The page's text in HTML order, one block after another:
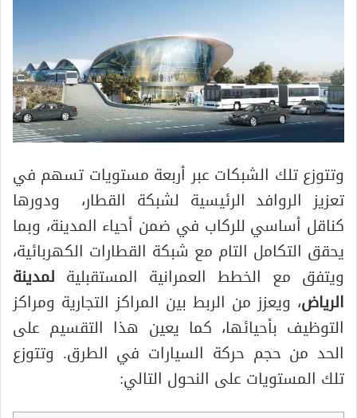
وتتوزع تلك الشبكات عبر أربعة مستويات تسهم في
تعزيز الروافد الرئيسية لشبكة القطار، ودورها
كناقل أساسي للركاب في ضمن أحياء المدينة، وبما
يحقق التكامل التام مع شبكة القطارات الكهربائية،
ويتفق مع الخطط العمرانية المستقبلية لمدينة
الرياض، ويعزز من الربط بين المراكز التجارية ومراكز
التوظيف بأحيائها، كما يعين هذا التقسيم على
الحد من حجم حركة السيارات في الطرق. وتتوزع
تلك المستويات على النحول التالي: